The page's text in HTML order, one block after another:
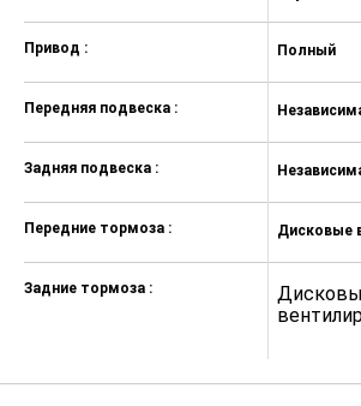
Теплоизолирующее
Электрообогрев
Внутреннее зеркало
с затемнением
Наружные зеркала
электрорегулировками и
3-х зонный климат-
Привод :
Передняя подвеска :
Задняя подвеска :
Передние тормоза :
Задние тормоза :
Полный
Дисковые